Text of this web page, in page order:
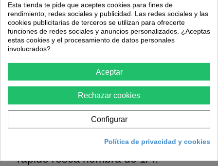
neumáticas con las mangueras de presión y
compresores de talleres y trabajos en obra.
La unión entre el enchufe rápido y los racores de
conexión se logra mediante unos rodamientos y cercos
Para su desconexión solo se necesita deslizar el cuerpo
exterior del enchufe rápido dejando de realizar presión
sobre las bolas de acero.
Este tipo de enchufe rápido dispone de una conexión
rosca hembra permitiendo la conexión con cualquier
tubería, racor o adaptador rosca macho de 1/4.
Principales ventajas del enchufe
rápido rosca hembra de 1/4:
Esta tienda te pide que aceptes cookies para fines de
rendimiento, redes sociales y publicidad. Las redes sociales y las
cookies publicitarias de terceros se utilizan para ofrecerte
funciones de redes sociales y anuncios personalizados. ¿Aceptas
estas cookies y el procesamiento de datos personales
involucrados?
Aceptar
Rechazar cookies
Configurar
Política de privacidad y cookies